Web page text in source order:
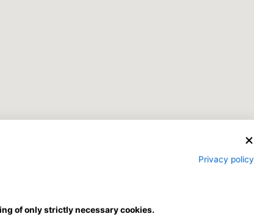
Privacy policy
of only strictly necessary cookies.